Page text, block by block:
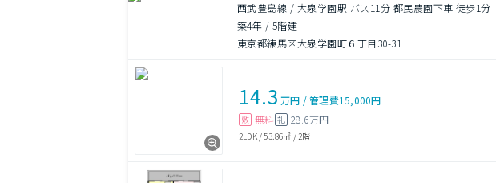
西武豊島線 / 大泉学園駅 バス11分 都民農園下車 徒歩1分
築4年 / 5階建
東京都練馬区大泉学園町６丁目30-31
14.3 万円 /管理費15,000円
敷 無料 礼 28.6万円
2LDK/53.86㎡ / 2階